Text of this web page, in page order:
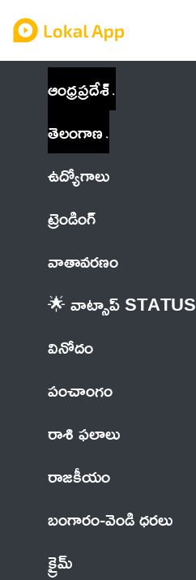
ఆంధ్రప్రదేశ్
తెలంగాణ
ఉద్యోగాలు
ట్రెండింగ్
వాతావరణం
🌟 వాట్సాప్ STATUS
వినోదం
పంచాంగం
రాశి ఫలాలు
రాజకీయం
బంగారం-వెండి ధరలు
క్రైమ్